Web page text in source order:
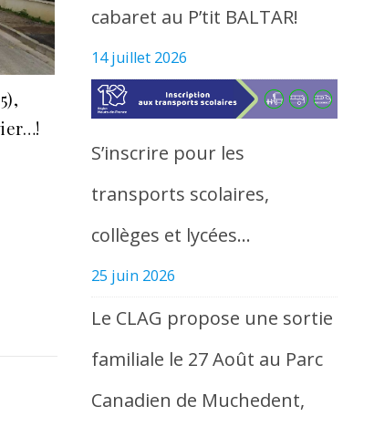
cabaret au P’tit BALTAR!
14 juillet 2026
S’inscrire pour les
transports scolaires,
collèges et lycées…
25 juin 2026
Le CLAG propose une sortie
familiale le 27 Août au Parc
Canadien de Muchedent,